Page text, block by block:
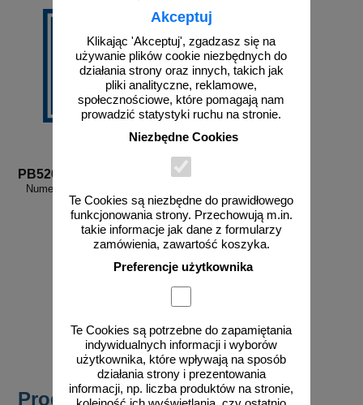
Akceptuj
Klikając 'Akceptuj', zgadzasz się na
używanie plików cookie niezbędnych do
działania strony oraz innych, takich jak
pliki analityczne, reklamowe,
społecznościowe, które pomagają nam
prowadzić statystyki ruchu na stronie.
Niezbędne Cookies
Te Cookies są niezbędne do prawidłowego
funkcjonowania strony. Przechowują m.in.
takie informacje jak dane z formularzy
zamówienia, zawartość koszyka.
Preferencje użytkownika
Te Cookies są potrzebne do zapamiętania
indywidualnych informacji i wyborów
użytkownika, które wpływają na sposób
działania strony i prezentowania
informacji, np. liczba produktów na stronie,
PB520
Numer 20 - znak informacyjny -
PB520
do koszyka
Produkty popularne